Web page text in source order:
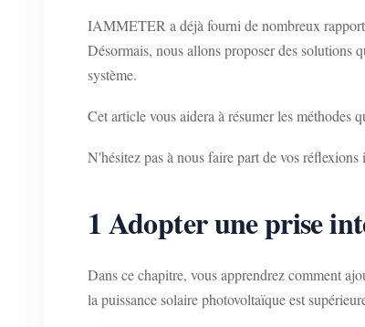
IAMMETER a déjà fourni de nombreux
Désormais, nous allons proposer des solutions
système.
Cet article vous aidera à résumer les méthodes
N'hésitez pas à nous faire part de vos réflexions
1 Adopter une prise
Dans ce chapitre, vous apprendrez comment
la puissance solaire photovoltaïque est